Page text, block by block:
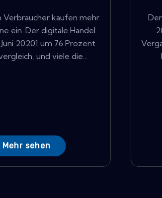
Verbraucher kaufen mehr
ein. Der digitale Handel
20201 um 76 Prozent
und viele die...
Mehr sehen